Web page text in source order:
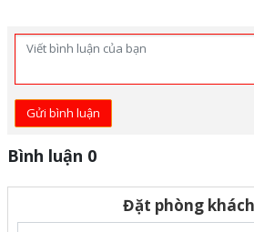
Gửi bình luận
Bình luận 0
Đặt phòng